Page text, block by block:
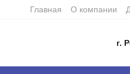
Главная О компании
г.